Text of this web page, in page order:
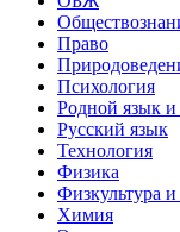
Право
Психология
Родной язык и
Русский язык
Технология
Физика
Физкультура и
Химия